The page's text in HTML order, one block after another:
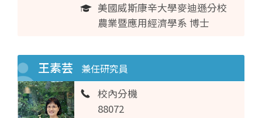
美國威斯康辛大學麥迪遜分校
農業暨應用經濟學系 博士
王素芸 兼任研究員
校內分機
88072